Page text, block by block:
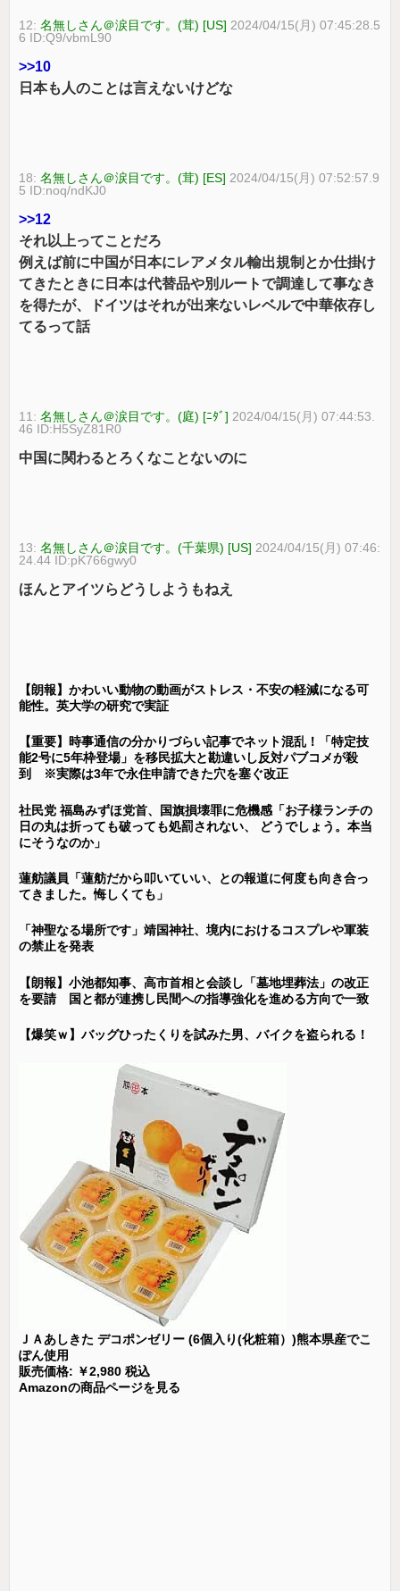
12:名無しさん＠涙目です。(茸) [US] 2024/04/15(月) 07:45:28.5
6 ID:Q9/vbmL90
>>10
日本も人のことは言えないけどな
18:名無しさん＠涙目です。(茸) [ES] 2024/04/15(月) 07:52:57.9
5 ID:noq/ndKJ0
>>12
それ以上ってことだろ
例えば前に中国が日本にレアメタル輸出規制とか仕掛け
てきたときに日本は代替品や別ルートで調達して事なき
を得たが、ドイツはそれが出来ないレベルで中華依存し
てるって話
11:名無しさん＠涙目です。(庭) [ﾆﾀﾞ] 2024/04/15(月) 07:44:53.
46 ID:H5SyZ81R0
中国に関わるとろくなことないのに
13:名無しさん＠涙目です。(千葉県) [US] 2024/04/15(月) 07:46:
24.44 ID:pK766gwy0
ほんとアイツらどうしようもねえ
【朗報】かわいい動物の動画がストレス・不安の軽減になる可
能性。英大学の研究で実証
【重要】時事通信の分かりづらい記事でネット混乱！「特定技
能2号に5年枠登場」を移民拡大と勘違いし反対パブコメが殺
到 ※実際は3年で永住申請できた穴を塞ぐ改正
社民党 福島みずほ党首、国旗損壊罪に危機感「お子様ランチの
日の丸は折っても破っても処罰されない、 どうでしょう。本当
にそうなのか」
蓮舫議員「蓮舫だから叩いていい、との報道に何度も向き合っ
てきました。悔しくても」
「神聖なる場所です」靖国神社、境内におけるコスプレや軍装
の禁止を発表
【朗報】小池都知事、高市首相と会談し「墓地埋葬法」の改正
を要請 国と都が連携し民間への指導強化を進める方向で一致
【爆笑ｗ】バッグひったくりを試みた男、バイクを盗られる！
ＪＡあしきた デコポンゼリー (6個入り(化粧箱）)熊本県産でこ
ぽん使用
販売価格: ￥2,980 税込
Amazonの商品ページを見る